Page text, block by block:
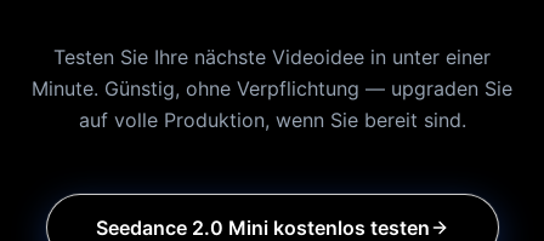
Testen Sie Ihre nächste Videoidee in unter einer
Minute. Günstig, ohne Verpflichtung — upgraden Sie
auf volle Produktion, wenn Sie bereit sind.
Seedance 2.0 Mini kostenlos testen